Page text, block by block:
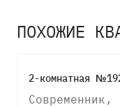
ПОХОЖИЕ
2-комнатная
Современник,